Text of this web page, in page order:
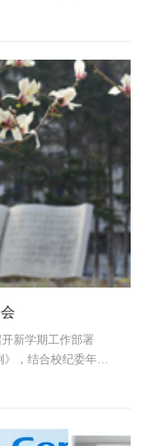
北振兴研究中心负
研究院参与其中。
工商联对...
新学期工作部署
，结合校纪委年度
书记、纪委书记吴
学校第十五次党代会